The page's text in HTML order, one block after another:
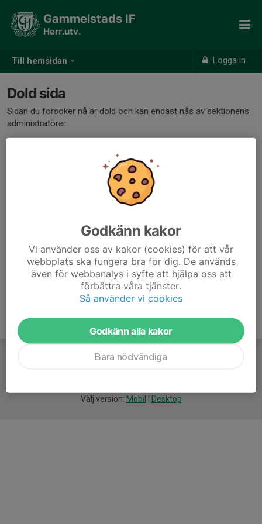
Till hemsidan Logga in
Gammelstads IF
Herr.utv.
Dold sida
Sidan du försöker nå är dold och kan endast nås av sektionens
administratörer.
Välj version: Mobil Desktop
Godkänn kakor
Vi använder oss av kakor (cookies) för att vår
webbplats ska fungera bra för dig. De används
även för webbanalys i syfte att hjälpa oss att
förbättra våra tjänster.
Så använder vi cookies
Godkänn alla kakor
Bara nödvändiga